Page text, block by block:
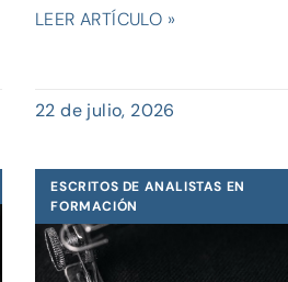
LEER ARTÍCULO »
22 de julio, 2026
ESCRITOS DE ANALISTAS EN
FORMACIÓN